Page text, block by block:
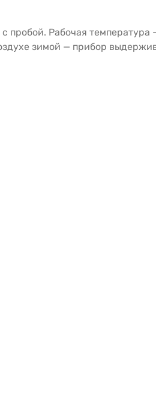
пробой. Рабочая температура
зимой — прибор